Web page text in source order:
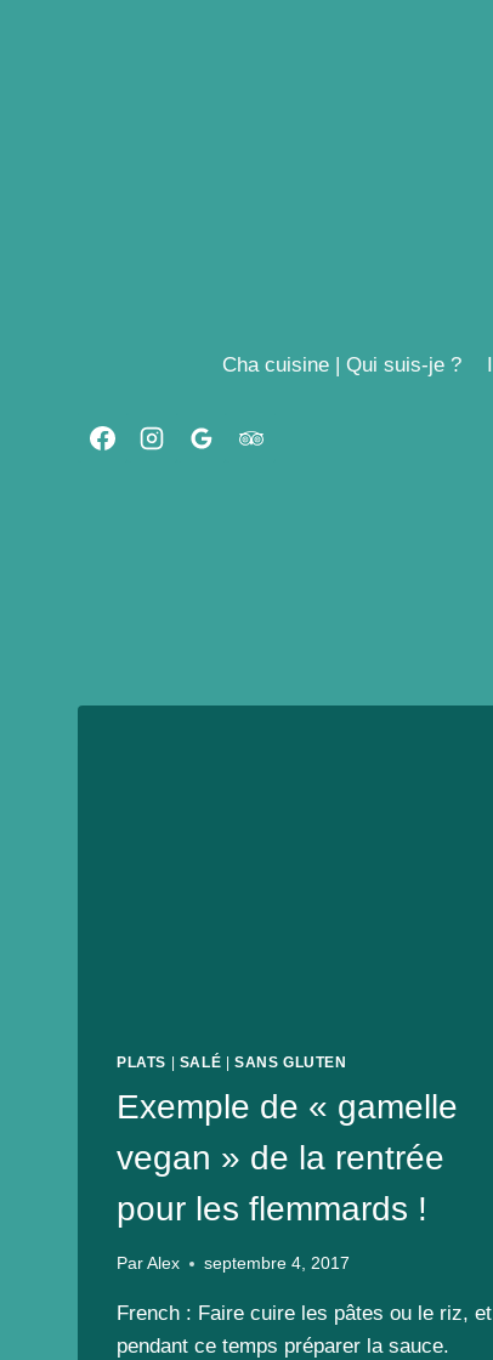
Cha cuisine | Qui suis-je ?
PLATS | SALÉ | SANS GLUTEN
Exemple de « gamelle
vegan » de la rentrée
pour les flemmards !
Par Alex septembre 4, 2017
French : Faire cuire les pâtes ou le riz, et
pendant ce temps préparer la sauce.